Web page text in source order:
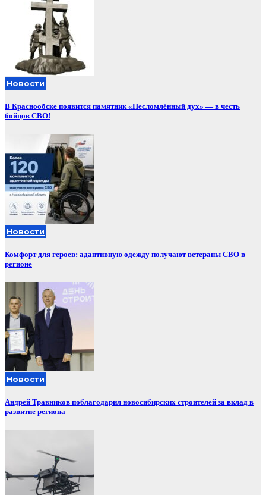
Новости
В Краснообске появится памятник «Несломлённый дух» — в честь
бойцов СВО!
Новости
Комфорт для героев: адаптивную одежду получают ветераны СВО в
регионе
Новости
Андрей Травников поблагодарил новосибирских строителей за вклад в
развитие региона